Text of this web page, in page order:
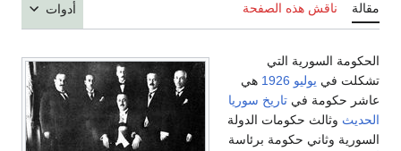
ناقش هذه الصفحة
السورية التي
فييوليو 1926هي
حكومة فيتاريخ سوريا
وثالث حكومات الدولة
وثاني حكومة برئاسة